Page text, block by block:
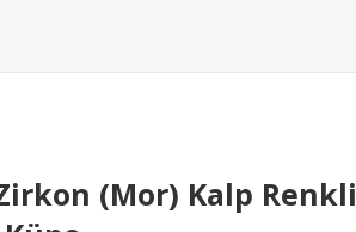
(Mor) Kalp Renkli